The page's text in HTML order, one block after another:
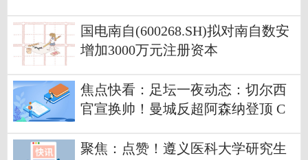
国电南自(600268.SH)拟对南自数安
增加3000万元注册资本
焦点快看：足坛一夜动态：切尔西
官宣换帅！曼城反超阿森纳登顶 C
聚焦：点赞！遵义医科大学研究生